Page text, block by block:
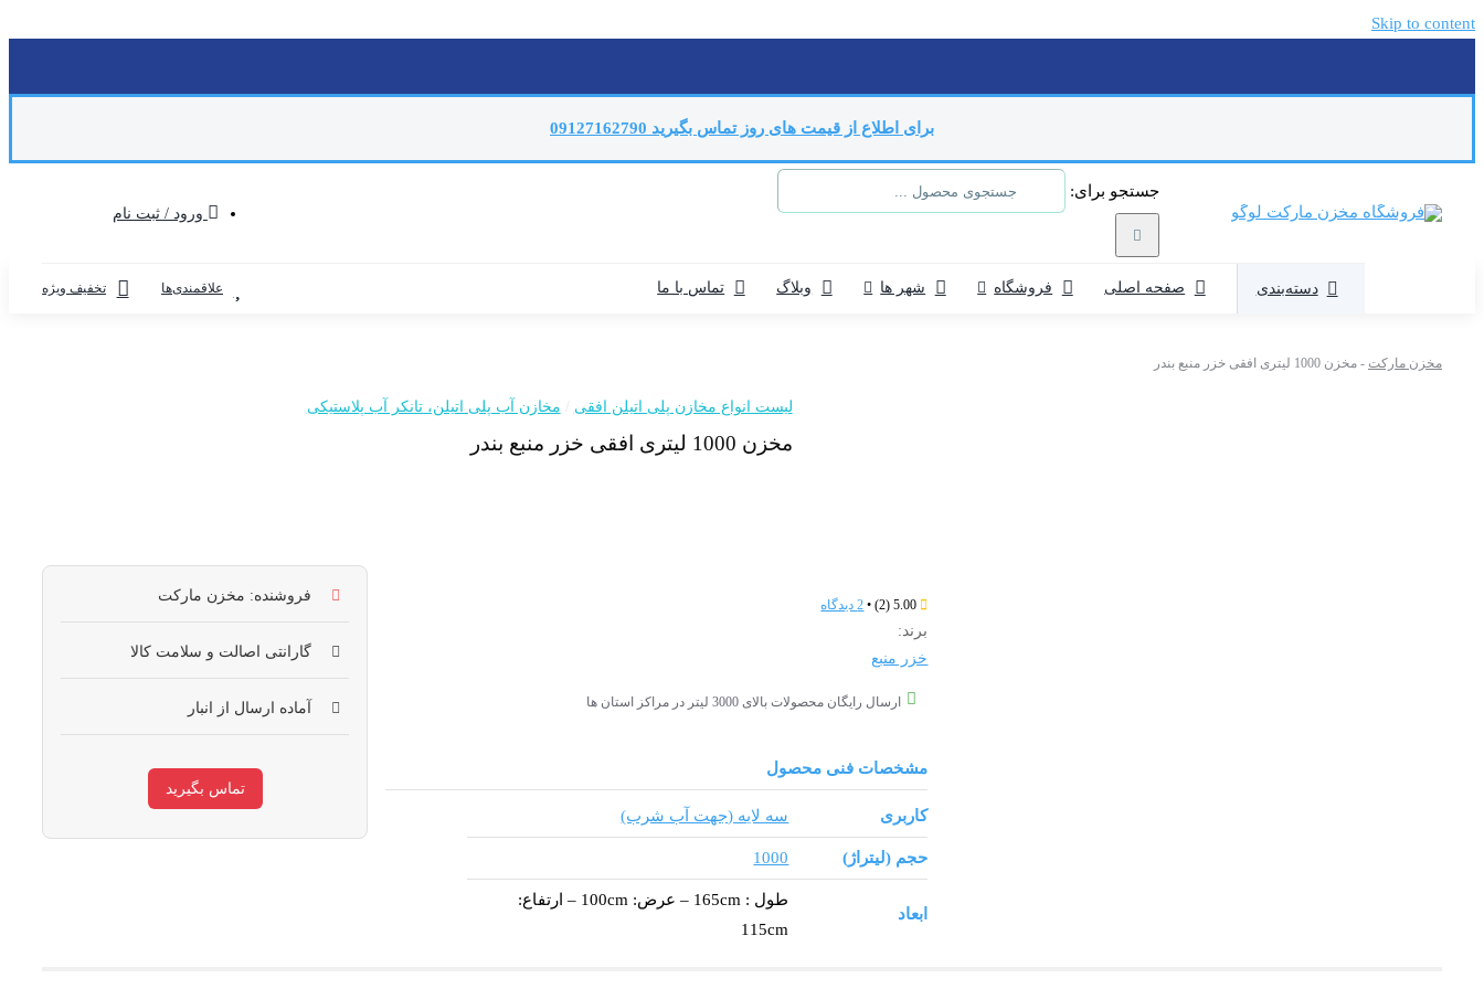
Skip to content
برای اطلاع از قیمت های روز تماس بگیرید 09127162790
جستجو برای:
ورود / ثبت نام
دسته‌بندی صفحه اصلی فروشگاه شهر ها وبلاگ تماس با ما علاقمندی‌ها تخفیف ویژه
مخزن مارکت - مخزن 1000 لیتری افقی خزر منبع بندر
لیست انواع مخازن پلی اتیلن افقی مخازن آب پلی اتیلن، تانکر آب پلاستیکی
مخزن 1000 لیتری افقی خزر منبع بندر
5.00
(2)
• 2 دیدگاه
برند:
خزر منبع
ارسال رایگان محصولات بالای 3000 لیتر در مراکز استان ها
مشخصات فنی محصول
کاربری سه لایه (جهت آب شرب)
حجم (لیتراژ) 1000
ابعاد
طول : 165cm – عرض: 100cm – ارتفاع:
115cm
فروشنده: مخزن مارکت
گارانتی اصالت و سلامت کالا
آماده ارسال از انبار
تماس بگیرید